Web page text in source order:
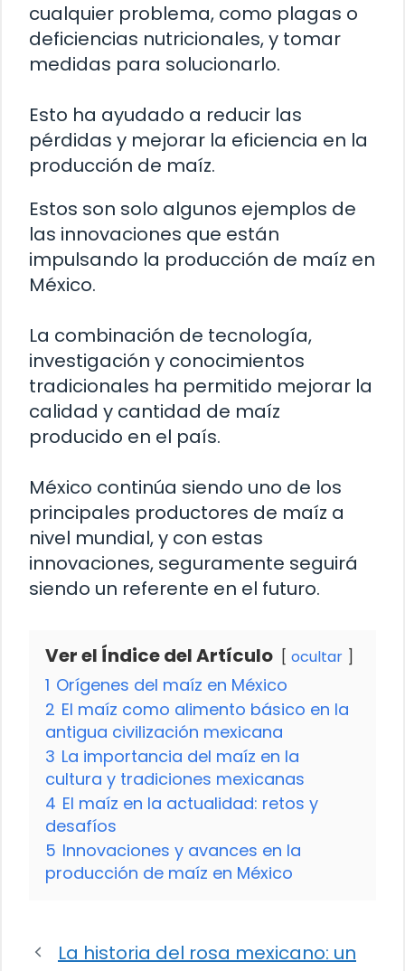
cualquier problema, como plagas o
deficiencias nutricionales, y tomar
medidas para solucionarlo.
Esto ha ayudado a reducir las
pérdidas y mejorar la eficiencia en la
producción de maíz.
Estos son solo algunos ejemplos de
las innovaciones que están
impulsando la producción de maíz en
México.
La combinación de tecnología,
investigación y conocimientos
tradicionales ha permitido mejorar la
calidad y cantidad de maíz
producido en el país.
México continúa siendo uno de los
principales productores de maíz a
nivel mundial, y con estas
innovaciones, seguramente seguirá
siendo un referente en el futuro.
Ver el Índice del Artículo ocultar
1 Orígenes del maíz en México
2 El maíz como alimento básico en la
antigua civilización mexicana
3 La importancia del maíz en la
cultura y tradiciones mexicanas
4 El maíz en la actualidad: retos y
desafíos
5 Innovaciones y avances en la
producción de maíz en México
La historia del rosa mexicano: un